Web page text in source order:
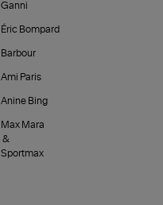
Ganni
Éric Bompard
Barbour
Ami Paris
Anine Bing
Max Mara
&
Sportmax